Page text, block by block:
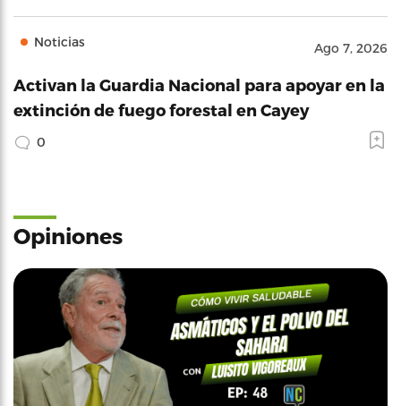
Noticias Ago 7, 2026
Activan la Guardia Nacional para apoyar en la
extinción de fuego forestal en Cayey
0
Opiniones